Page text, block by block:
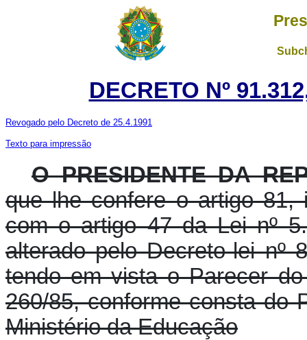
DECRETO Nº
Revogado pelo Decreto de 25.4.1991
Texto para impressão
O PRESIDENTE DA
que lhe confere o artigo 81,
com o artigo 47 da Lei nº
alterado pelo Decreto-lei nº
tendo em vista o Parecer
260/85, conforme consta do
Ministério da Educação